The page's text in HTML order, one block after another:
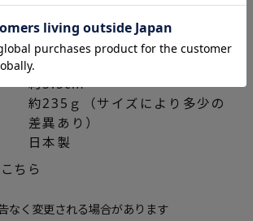
庫なし
庫なし
庫なし
概ね１週間後に発送
チュールレース素材
合成皮革
ポリウレタン
約5.5cm
約235ｇ（サイズにより多少の
差異あり）
日本製
ちら
なく変更される場合があります